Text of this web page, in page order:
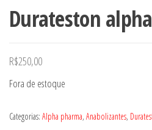
Durateston
R$250,00
Fora de estoque
Categorias: Alpha pharma, Anabolizantes,